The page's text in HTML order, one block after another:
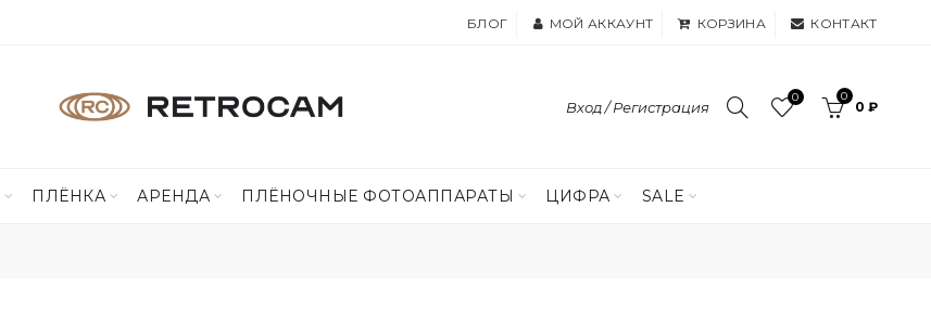
БЛОГ МОЙ АККАУНТ КОРЗИНА КОНТАКТ
Вход / Регистрация
0 0
0 ₽
ПЛЁНКА АРЕНДА ПЛЁНОЧНЫЕ ФОТОАППАРАТЫ ЦИФРА SALE